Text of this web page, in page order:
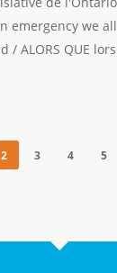
emergency we
/ ALORS QUE
2 3 4 5